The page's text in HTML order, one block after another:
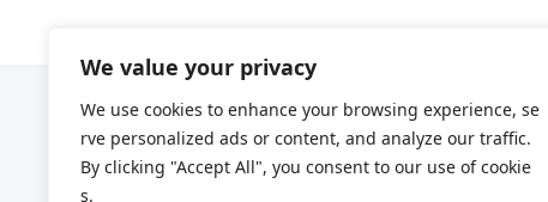
We value your privacy
We use cookies to enhance your browsing experience, se
rve personalized ads or content, and analyze our traffic.
By clicking "Accept All", you consent to our use of cookie
s.